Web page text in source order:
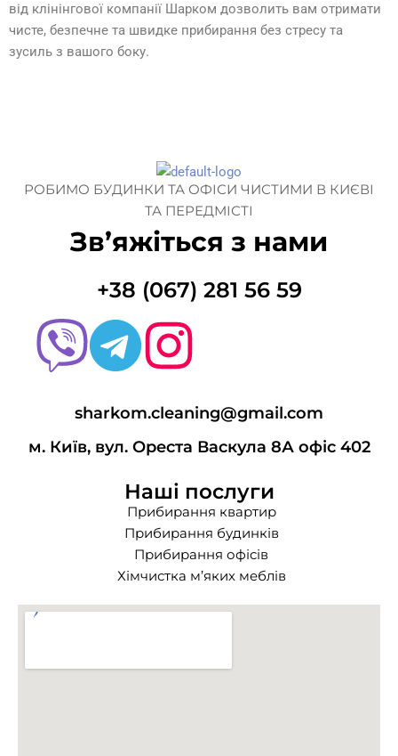
від клінінгової компанії Шарком дозволить вам отримати
чисте, безпечне та швидке прибирання без стресу та
зусиль з вашого боку.
РОБИМО БУДИНКИ ТА ОФІСИ ЧИСТИМИ В КИЄВІ
ТА ПЕРЕДМІСТІ
Зв’яжіться з нами
+38 (067) 281 56 59
sharkom.cleaning@gmail.com
м. Київ, вул. Ореста Васкула 8А офіс 402
Наші послуги
Прибирання квартир
Прибирання будинків
Прибирання офісів
Хімчистка м’яких меблів